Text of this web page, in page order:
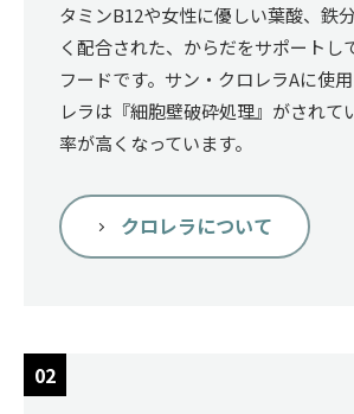
タミンB12や女性に優しい葉酸、鉄
く配合された、からだをサポートし
フードです。サン・クロレラAに使
レラは『細胞壁破砕処理』がされて
率が高くなっています。
クロレラについて